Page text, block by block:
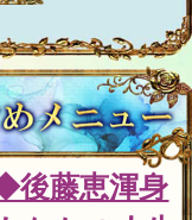
後藤恵渾身